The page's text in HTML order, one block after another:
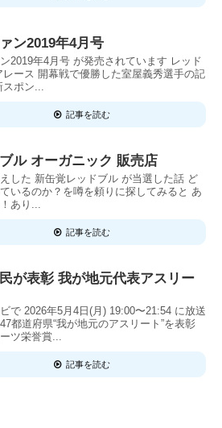
ン2019年4月号
2019年4月号 が発売されています レッド
レース 開幕戦で優勝した室屋義秀選手の記
スポン...
記事を読む
ル オーガニック 販売店
した 新缶覚レッドブル が当選した話 ど
いるのか？を噂を頼りに探してみると あ
あり...
記事を読む
が表彰 我が地元代表アスリー
で 2026年5月4日(月) 19:00〜21:54 に放送
都道府県“我が地元のアスリート”を表彰
ツ栄誉賞...
記事を読む